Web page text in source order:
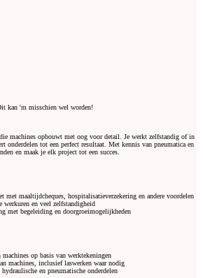
kan 'm misschien wel worden!
machines opbouwt met oog voor detail. Je werkt zelfstandig of in
onderdelen tot een perfect resultaat. Met kennis van pneumatica en
en maak je elk project tot een succes.
met maaltijdcheques, hospitalisatieverzekering en andere voordelen
werkuren en veel zelfstandigheid
met begeleiding en doorgroeimogelijkheden
op basis van werktekeningen
machines, inclusief laswerken waar nodig
en pneumatische onderdelen